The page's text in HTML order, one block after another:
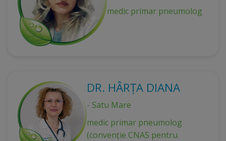
medic primar pneumolog
DR. HÂRȚA DIANA
- Satu Mare
medic primar pneumolog
(convenție CNAS pentru